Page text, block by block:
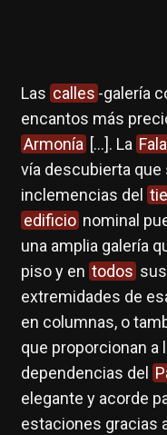
Las calles -galería
encantos más
Armonía [...]. La
vía descubierta
inclemencias del
edificio nominal
una amplia galería
piso y en todos sus
extremidades de
en columnas, o
que proporcionan a
dependencias del
elegante y acorde
estaciones gracias